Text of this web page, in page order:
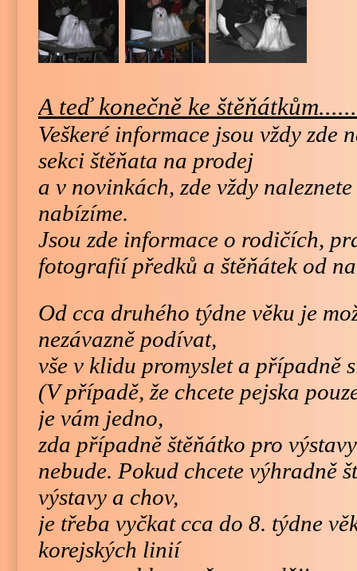
A teď konečně ke
Veškeré informace jsou vždy zde
sekci štěňata na prodej
a v novinkách, zde vždy
nabízíme.
Jsou zde informace o rodičích,
fotografií předků a štěňátek od
Od cca druhého týdne věku je
nezávazně podívat,
vše v klidu promyslet a případně
(V případě, že chcete pejska
je vám jedno,
zda případně štěňátko pro
nebude. Pokud chcete výhradně
výstavy a chov,
je třeba vyčkat cca do 8. týdne
korejských linií